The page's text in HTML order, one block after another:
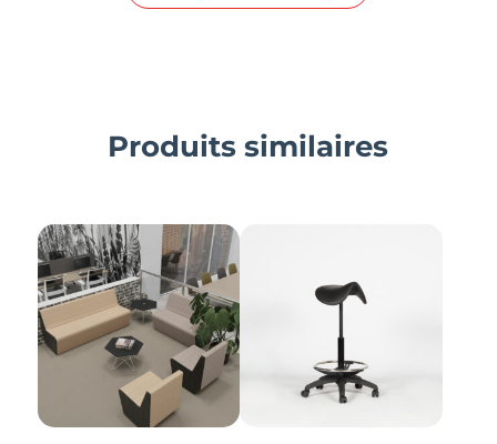
Produits similaires